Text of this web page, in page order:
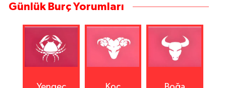
Günlük Burç Yorumları